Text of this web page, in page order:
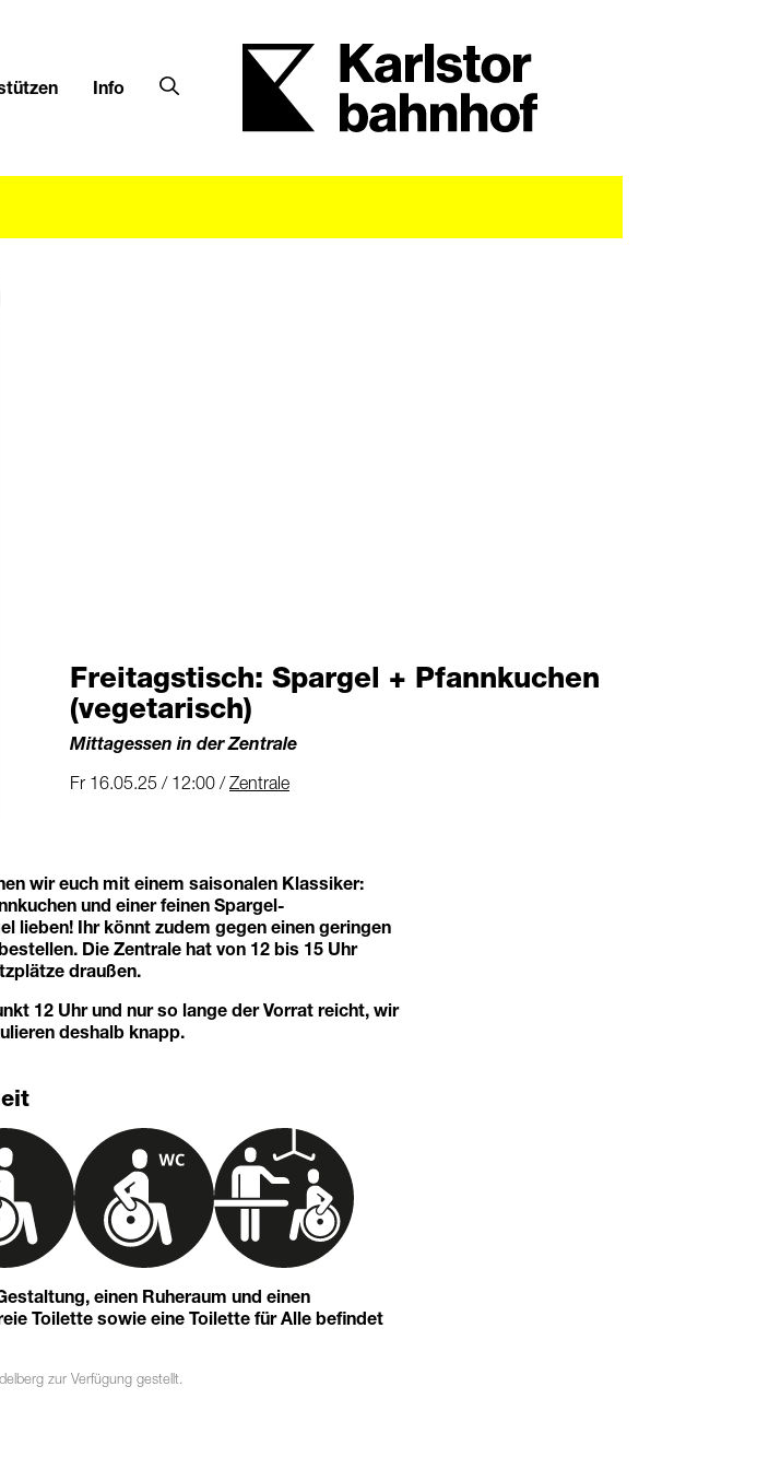
Info
Freitagstisch: Spargel + Pfannkuchen
(vegetarisch)
Mittagessen in der Zentrale
Fr 16.05.25 / 12:00 /Zentrale
wir euch mit einem saisonalen Klassiker:
und einer feinen Spargel-
lieben! Ihr könnt zudem gegen einen geringen
Die Zentrale hat von 12 bis 15 Uhr
draußen.
12 Uhr und nur so lange der Vorrat reicht, wir
deshalb knapp.
einen Ruheraum und einen
Toilette sowie eine Toilette für Alle befindet
zur Verfügung gestellt.